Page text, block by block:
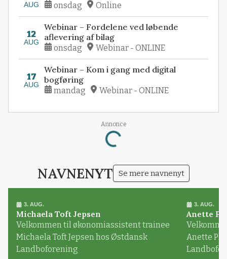
AUG onsdag Online
12
AUG
Webinar – Fordelene ved løbende
aflevering af bilag
onsdag Webinar - ONLINE
17
AUG
Webinar – Kom i gang med digital
bogføring
mandag Webinar - ONLINE
Annonce
Loading...
NAVNENYT Se mere navnenyt
3. AUG.
Michaela Toft Jepsen
Velkommen til økonomiassistent trainee
Michaela Toft Jepsen hos Østdansk
Landboforening
3. AUG.
Anette
Anette